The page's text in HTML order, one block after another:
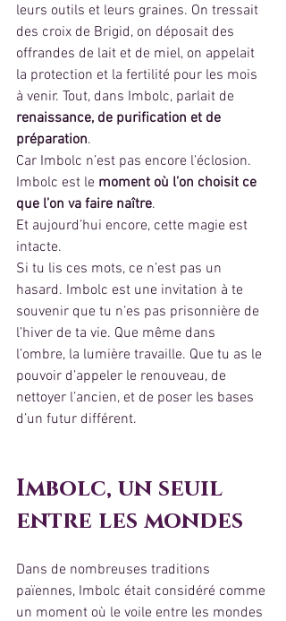
leurs outils et leurs graines. On tressait
des croix de Brigid, on déposait des
offrandes de lait et de miel, on appelait
la protection et la fertilité pour les mois
à venir. Tout, dans Imbolc, parlait de
renaissance, de purification et de
préparation.
Car Imbolc n’est pas encore l’éclosion.
Imbolc est le moment où l’on choisit ce
que l’on va faire naître.
Et aujourd’hui encore, cette magie est
intacte.
Si tu lis ces mots, ce n’est pas un
hasard. Imbolc est une invitation à te
souvenir que tu n’es pas prisonnière de
l’hiver de ta vie. Que même dans
l’ombre, la lumière travaille. Que tu as le
pouvoir d’appeler le renouveau, de
nettoyer l’ancien, et de poser les bases
d’un futur différent.
Imbolc, un seuil
entre les mondes
Dans de nombreuses traditions
païennes, Imbolc était considéré comme
un moment où le voile entre les mondes